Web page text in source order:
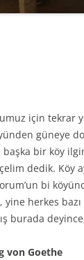
için tekrar
güneye
başka bir köy
dedik. Köy
bi
yine herkes
burada
von Goethe